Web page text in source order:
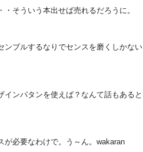
そういう本出せば売れるだろうに。
ンブルするなりでセンスを磨くしかない
ンパタンを使えば？なんて話もあると
が必要なわけで。う～ん。wakaran